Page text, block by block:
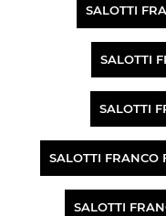
SALOTTI
SALOTTI
SALOTTI
SALOTTI FRANCO
SALOTTI